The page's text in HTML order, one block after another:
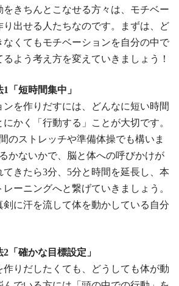
をきちんとこなせる方々は、モチベー
り出せる人たちなのです。まずは、ど
なくてもモチベーションを自分の中で
よう考え方を変えていきましょう！
「短時間集中」
ンを作りだすには、どんなに短い時間
かく「行動する」ことが大切です。
のストレッチや準備体操でも構いま
かないかで、脳と体への呼びかけが
きたら3分、5分と時間を延長し、本
ーニングへと繋げていきましょう。
に汗を流して体を動かしている自分
「確かな目標設定」
作りだしたくても、どうしても体が動